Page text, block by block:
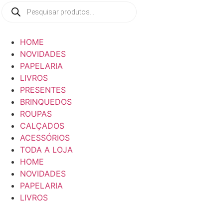
Pesquisar
produtos
HOME
NOVIDADES
PAPELARIA
LIVROS
PRESENTES
BRINQUEDOS
ROUPAS
CALÇADOS
ACESSÓRIOS
TODA A LOJA
HOME
NOVIDADES
PAPELARIA
LIVROS